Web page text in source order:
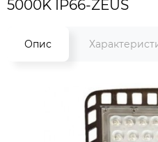
5000K IP66-ZEUS
Опис